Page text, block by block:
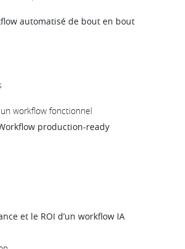
automatisé de bout en bout
workflow fonctionnel
production-ready
et le ROI d’un workflow IA